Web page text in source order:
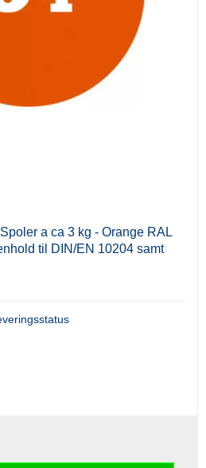
a ca 3 kg - Orange RAL
til DIN/EN 10204 samt